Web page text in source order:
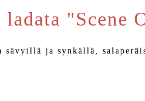
ladata "Scene
sävyillä ja synkällä,